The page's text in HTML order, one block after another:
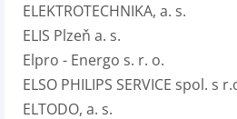
ELEKTROTECHNIKA, a. s.
ELIS Plzeň a. s.
Elpro - Energo s. r. o.
ELSO PHILIPS SERVICE spol. s
ELTODO, a. s.